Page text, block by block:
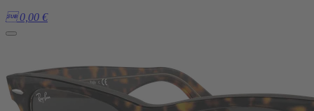
 0,00 €